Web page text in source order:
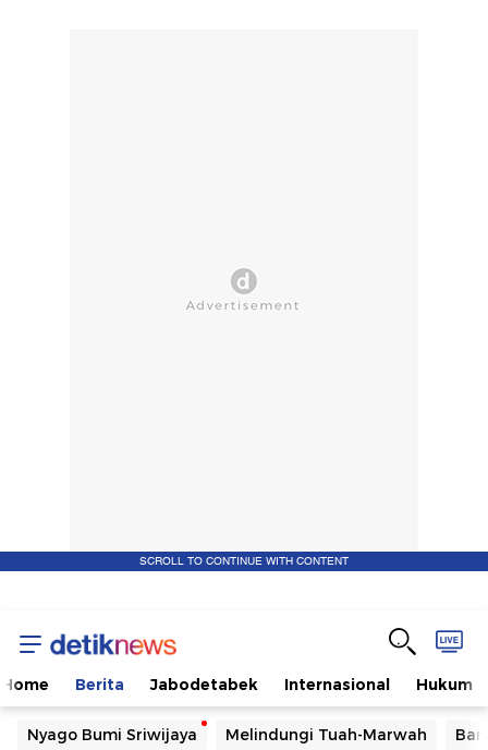
SCROLL TO CONTINUE WITH CONTENT
Home Berita Jabodetabek Internasional Hukum
Nyago Bumi Sriwijaya Melindungi Tuah-Marwah